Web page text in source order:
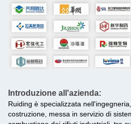
Introduzione all'azienda:
Ruiding è specializzata
costruzione, messa in servizio di